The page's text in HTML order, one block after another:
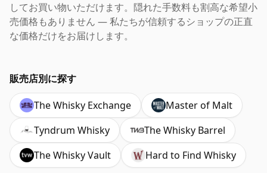
してお買い物いただけます。隠れた手数料も割高な希望小
売価格もありません — 私たちが信頼するショップの正直
な価格だけをお届けします。
販売店別に探す
The Whisky Exchange
Master of Malt
Tyndrum Whisky
The Whisky Barrel
The Whisky Vault
Hard to Find Whisky